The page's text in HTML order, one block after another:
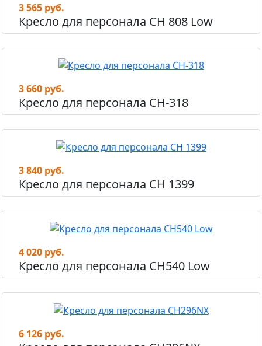
3 565 руб.
Кресло для персонала СН 808 Low
3 660 руб.
Кресло для персонала СН-318
3 840 руб.
Кресло для персонала СН 1399
4 020 руб.
Кресло для персонала СН540 Low
6 126 руб.